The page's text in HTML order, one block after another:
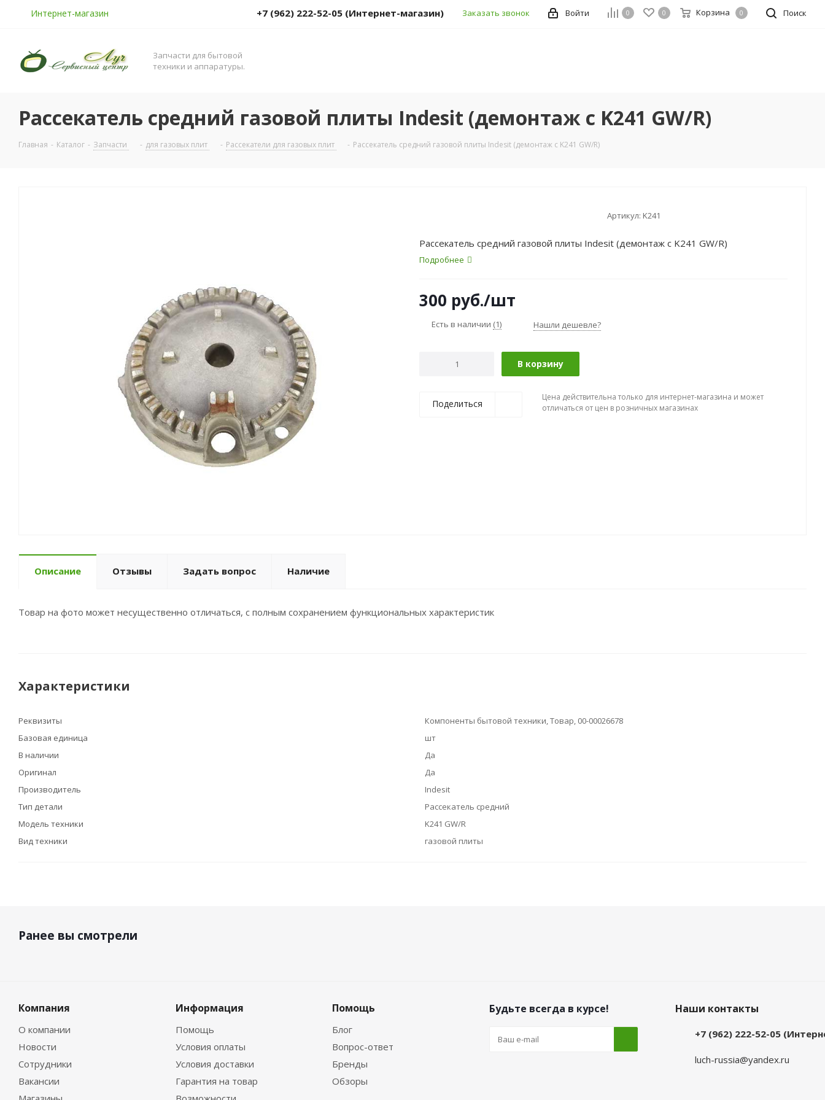
Интернет-магазин Поиск
0 0 Корзина 0
Войти
+7 (962) 222-52-05 (Интернет-магазин) Заказать звонок
Запчасти для бытовой
техники и аппаратуры.
Рассекатель средний газовой плиты Indesit (демонтаж с K241 GW/R)
Главная - Каталог - Запчасти - для газовых плит - Рассекатели для газовых плит - Рассекатель средний газовой плиты Indesit (демонтаж с K241 GW/R)
Артикул: K241
Рассекатель средний газовой плиты Indesit (демонтаж с K241 GW/R)
Подробнее
300 руб./шт
Есть в наличии (1) Нашли дешевле?
В корзину
Поделиться
Цена действительна только для интернет-магазина и может
отличаться от цен в розничных магазинах
Описание Отзывы Задать вопрос Наличие
Товар на фото может несущественно отличаться, с полным сохранением функциональных характеристик
Характеристики
Реквизиты
Компоненты бытовой техники, Товар, 00-00026678
Базовая единица
шт
В наличии
Да
Оригинал
Да
Производитель
Indesit
Тип детали
Рассекатель средний
Модель техники
K241 GW/R
Вид техники
газовой плиты
Ранее вы смотрели
Компания
О компании
Новости
Сотрудники
Вакансии
Информация
Помощь
Условия оплаты
Условия доставки
Гарантия на товар
Помощь
Блог
Вопрос-ответ
Бренды
Обзоры
Будьте всегда в курсе! Наши контакты
+7 (962) 222-52-05
luch-russia@yandex.ru